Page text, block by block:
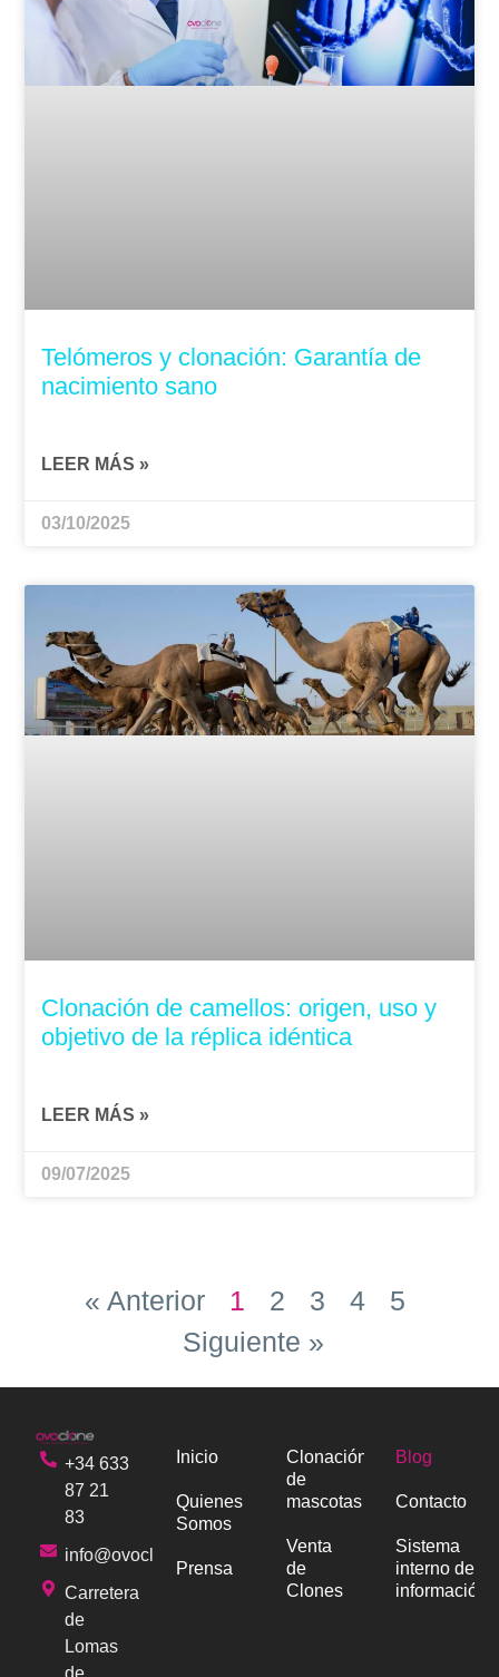
Telómeros y clonación: Garantía de
nacimiento sano
LEER MÁS »
03/10/2025
Clonación de camellos: origen, uso y
objetivo de la réplica idéntica
LEER MÁS »
09/07/2025
« Anterior 1 2 3 4
5
Siguiente »
+34 633
87 21
83
info@ovoclone.com
Carretera
de
Lomas
de
Inicio
Quienes
Somos
Prensa
Clonación
de
mascotas
Venta
de
Clones
Blog
Contacto
Sistema
interno de
información